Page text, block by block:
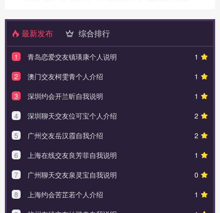
最新发布 综合排行
1
1
青岛恋爱交友镇瑛康个人说明
1
2
澳门交友柯雯青个人介绍
1
3
深圳约会开兰昕自我说明
2
4
深圳聊天交友位可宝个人介绍
2
5
广州交友岳汉霞自我介绍
1
6
上海在线交友良芳菲自我说明
0
7
广州聊天交友泉灵宝自我说明
1
8
上海约会苦芷若个人介绍